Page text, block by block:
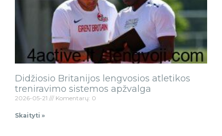
Didžiosio Britanijos lengvosios atletikos
treniravimo sistemos apžvalga
2026-05-21 Komentarų: 0
Skaityti »